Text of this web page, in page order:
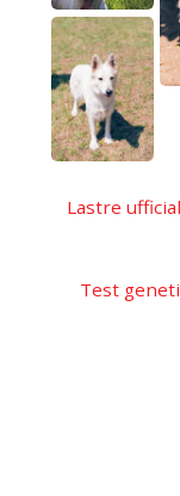
Lastre
Test